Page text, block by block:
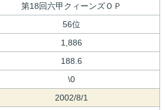
第18回六甲クィーンズＯＰ
56位
1,886
188.6
\0
2002/8/1